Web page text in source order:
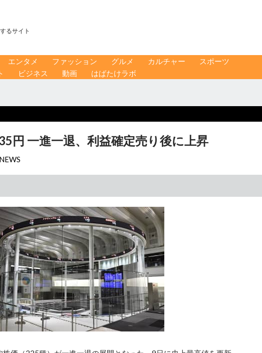
るサイト
エンタメ ファッション グルメ カルチャー
スポーツ
ビジネス 動画 はばたけラボ
円 一進一退、利益確定売り後に上昇